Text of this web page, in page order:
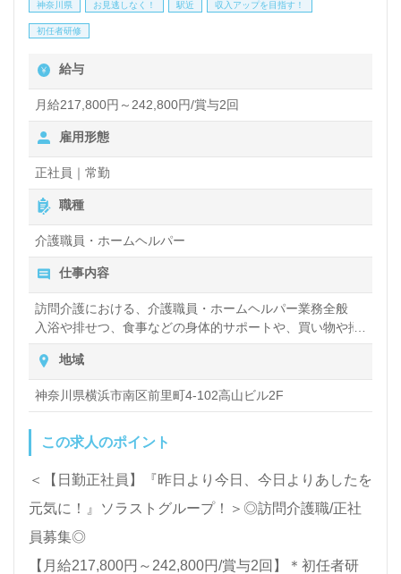
看護助手や介護職経験のある方をお迎えします。ユニ
駐の医療強化型事業所様です。明るく解放感あふれる
施設環境、働きながらキャリアアップできる環境面も
うれしいポイント！『ユニットケアでご利用者様お一
人おひとりに寄り添いたい』『介護知識や技術力を高
めたい』『働きがいを感じながら仕事をしたい』『施
設形態や環境を変えて働きたい』等の方も大歓迎で
す。あなたの介護職キャリアを職場の先輩、同僚と輝
かせませんか。募集詳細等、担当コンサルタントより
ご案内します。お問い合わせも遠慮なくお願いしま
す。
【同時募集：東京都、神奈川県エリア】＊職種：介護
ご希望のエリアを担当コンサルタントへお伝えくださ
い。詳細をお伝えします。
医療/福祉業界の正社員/パート求人探しは【ウィルオ
ブ介護】＊求人情報収集、将来的に検討の方も遠慮な
神奈川県 お見逃しなく！ 駅近 収入アップを目指す！
初任者研修
給与
月給217,800円～242,800円/賞与2回
雇用形態
正社員｜常勤
職種
介護職員・ホームヘルパー
仕事内容
訪問介護における、介護職員・ホームヘルパー業務全般
入浴や排せつ、食事などの身体的サポートや、買い物や掃
除、洗濯など日常生活のサポートなど
地域
神奈川県横浜市南区前里町4-102高山ビル2F
この求人のポイント
＜【日勤正社員】『昨日より今日、今日よりあしたを
元気に！』ソラストグループ！＞◎訪問介護職/正社
員募集◎
【月給217,800円～242,800円/賞与2回】＊初任者研